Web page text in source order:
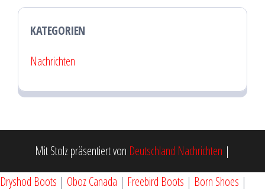
KATEGORIEN
Nachrichten
Mit Stolz präsentiert von Deutschland Nachrichten |
Dryshod Boots | Oboz Canada | Freebird Boots | Born Shoes |